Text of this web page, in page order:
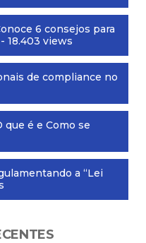
6 consejos para
- 18.403 views
de compliance no
é e Como se
a “Lei